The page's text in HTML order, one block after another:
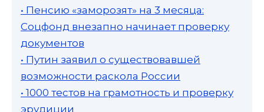
• Пенсию «заморозят» на 3 месяца:
Соцфонд внезапно начинает проверку
документов
• Путин заявил о существовавшей
возможности раскола России
• 1000 тестов на грамотность и проверку
эрудиции